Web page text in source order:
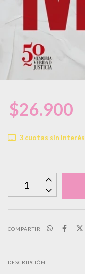
$26.900
3cuotas sin interés
COMPARTIR
DESCRIPCIÓN